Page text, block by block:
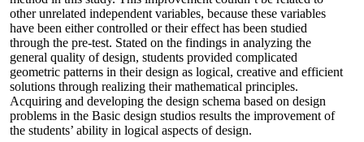
other unrelated independent variables, because these variables
have been either controlled or their effect has been studied
through the pre-test. Stated on the findings in analyzing the
general quality of design, students provided complicated
geometric patterns in their design as logical, creative and efficient
solutions through realizing their mathematical principles.
Acquiring and developing the design schema based on design
problems in the Basic design studios results the improvement of
the students’ ability in logical aspects of design.